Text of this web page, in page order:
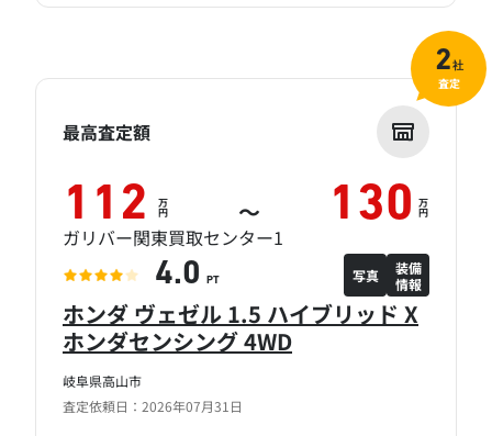
岐阜県高山市
査定依頼日：2026年07月31日
ホンダ ヴェゼル 1.5 ハイブリッド X
ホンダセンシング 4WD
最高査定額
112 万
円 ～ 130 万
円
ガリバー関東買取センター1
4.0 PT 写真
装備
情報
2社
査定